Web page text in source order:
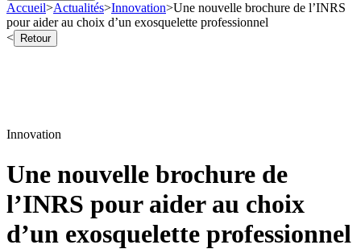
Accueil>Actualités>Innovation>Une nouvelle brochure de l’INRS
pour aider au choix d’un exosquelette professionnel
<
Retour
Innovation
Une nouvelle brochure de
l’INRS pour aider au choix
d’un exosquelette professionnel